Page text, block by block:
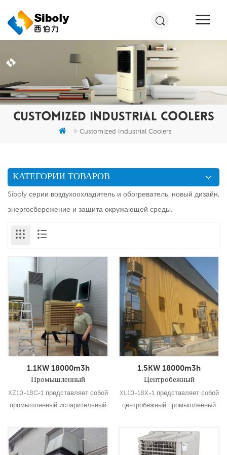
CUSTOMIZED INDUSTRIAL COOLERS
Customized Industrial Coolers
КАТЕГОРИИ ТОВАРОВ
Siboly серии воздухоохладитель и обогреватель, новый дизайн,
энергосбережение и защита окружающей среды.
1.1KW 18000m3h
Промышленный
испарительный
воздухоохладитель с боковым
XZ10-18C-1 представляет собой
промышленный испарительный
1,1 кВт и производительностью
18000 м3 ч с боковым
Подробнее
1.5KW 18000m3h
Центробежный
промышленный охладитель
болота
XL10-18X-1 представляет собой
центробежный промышленный
мощностью 1,5 кВт и
производительностью 18000 м3
Подробнее